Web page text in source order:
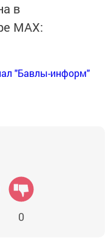
в
MАХ:
"Бавлы-информ"
0